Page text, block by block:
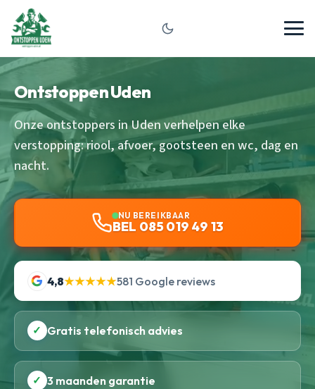
Ontstoppen Uden
Onze ontstoppers in Uden verhelpen elke
verstopping: riool, afvoer, gootsteen en wc, dag en
nacht.
NU BEREIKBAAR
BEL 085 019 49 13
4,8★★★★★581 Google reviews
✓ Gratis telefonisch advies
✓ 3 maanden garantie